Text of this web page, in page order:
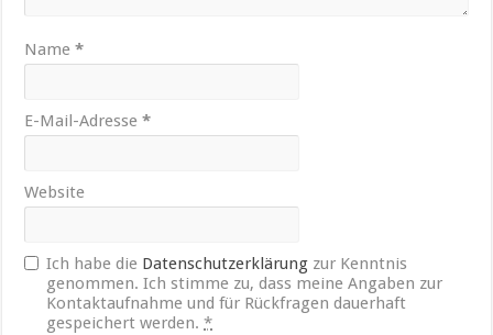
Name*
E-Mail-Adresse*
Website
Ich habe die Datenschutzerklärung zur Kenntnis
genommen. Ich stimme zu, dass meine Angaben zur
Kontaktaufnahme und für Rückfragen dauerhaft
gespeichert werden.*